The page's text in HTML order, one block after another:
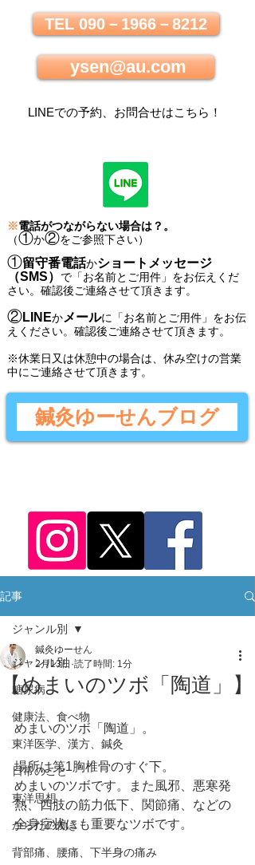
TEL 090－1966－8212
ysen@au.com
LINEでの予約、お問合せはこちら ！
※電話がつながらない場合は？。
（①か②をご参照下さい）
①留守番電話かショートメッセージ
（SMS） で 「お名前とご用件 」 をお伝えくだ
さい。 確認後ご連絡させて頂きます。
②LINEかメールに 「お名前とご用件 」 をお伝
えください。 確認後ご連絡させて頂きます。
​※休業日又は休憩中の場合は、休み空けの営業
中にご連絡させて頂きます。
鍼灸ゆーせんブログ
記事
ジャンル別
糖尿病
健康法、食べ物
東洋医学、漢方、鍼灸
日常のこと
東洋思想
からだの働き
背部痛、腰痛、下半身の痛み
ジャンル別
【めまいのツボ「陶道」】
鍼灸ゆーせん
2月13日 読了時間: 1分
めまいのツボ「陶道」。
場所は第1胸椎骨のすぐ下。
めまいのツボです。また風邪、悪寒発
熱、四肢の筋力低下、関節痛、などの
全身症状にも重要なツボです。